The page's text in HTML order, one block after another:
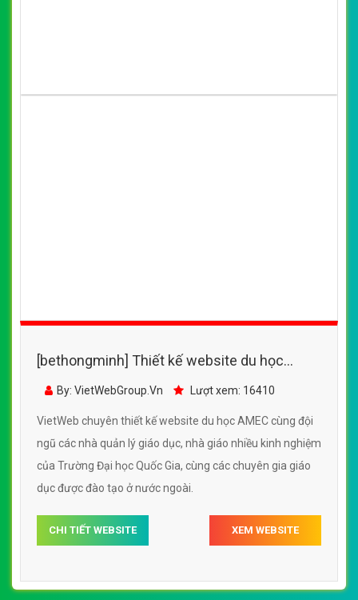
[bethongminh] Thiết kế website du học
AMEC đẹp, chuyên nghiệp chuẩn SEO
By: VietWebGroup.Vn Lượt xem: 16410
VietWeb chuyên thiết kế website du học AMEC cùng đội
ngũ các nhà quản lý giáo dục, nhà giáo nhiều kinh nghiệm
của Trường Đại học Quốc Gia, cùng các chuyên gia giáo
dục được đào tạo ở nước ngoài.
CHI TIẾT WEBSITE XEM WEBSITE